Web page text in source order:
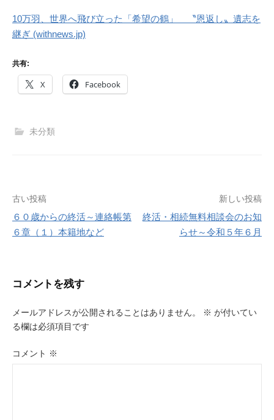
10万羽、世界へ飛び立った「希望の鶴」 〝恩返し〟遺志を
継ぎ (withnews.jp)
共有:
X Facebook
未分類
投
稿
ゲ
ー
シ
ョ
古い投稿
６０歳からの終活～連絡帳第
６章（１）本籍地など
新しい投稿
終活・相続無料相談会のお知
らせ～令和５年６月
コメントを残す
メールアドレスが公開されることはありません。 ※ が付いてい
る欄は必須項目です
コメント ※